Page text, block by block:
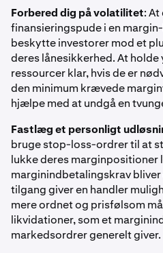
Forbered dig på volatilitet:
finansieringspude i en
beskytte investorer mod et
deres lånesikkerhed. At
ressourcer klar, hvis de er
den minimum krævede
hjælpe med at undgå en
Fastlæg et personligt
bruge stop-loss-ordrer til at
lukke deres
marginindbetalingskrav bliver
tilgang giver en handler
mere ordnet og prisfølsom
likvidationer, som et
markedsordrer generelt giver.